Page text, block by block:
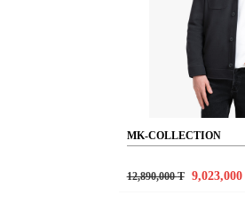
MK-COLLECTION
12,890,000T 9,023,000